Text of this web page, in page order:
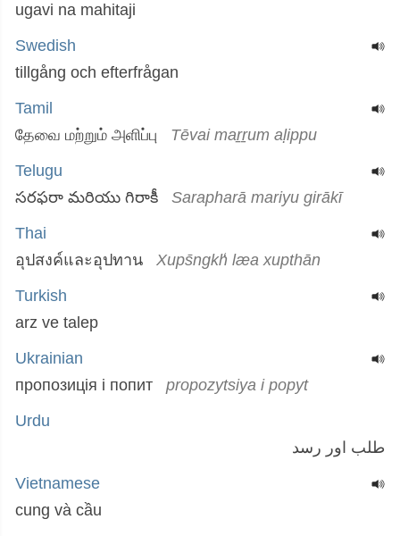
ugavi na mahitaji
Swedish
tillgång och efterfrågan
Tamil
தேவை மற்றும் அளிப்பு
Tēvai maṟṟum aḷippu
Telugu
సరఫరా మరియు గిరాకీ
Sarapharā mariyu girākī
Thai
อุปสงค์และอุปทาน
Xups̄ngkh̒ læa xupthān
Turkish
arz ve talep
Ukrainian
пропозиція і попит
propozytsiya i popyt
Urdu
طلب اور رسد
Vietnamese
cung và cầu